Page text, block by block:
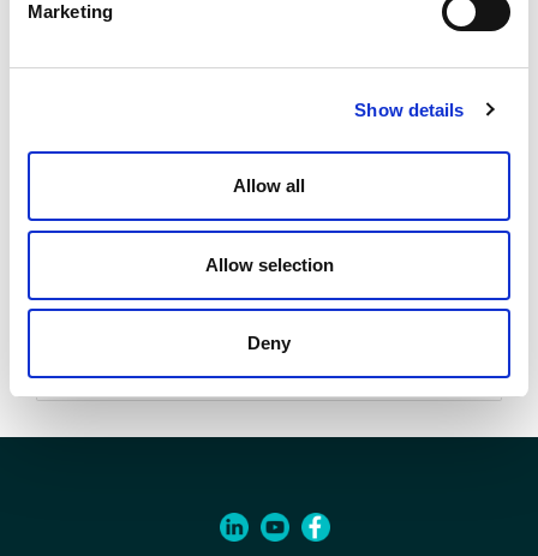
Marketing
Show details
Allow all
Allow selection
Deny
Código
00400662
Documentos
Especificaciones